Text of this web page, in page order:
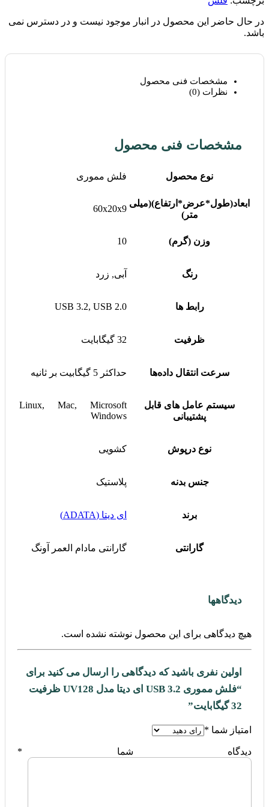
در حال حاضر این محصول در انبار موجود نیست و در دسترس نمی
باشد.
مشخصات فنی محصول
نظرات (0)
مشخصات فنی محصول
نوع محصول فلش مموری
ابعاد(طول*عرض*ارتفاع)(میلی
متر)
60x20x9
وزن (گرم) 10
رنگ آبی, زرد
رابط ها USB 3.2, USB 2.0
ظرفیت 32 گیگابایت
سرعت انتقال داده‌ها حداکثر 5 گیگابیت بر ثانیه
سیستم عامل های قابل
پشتیبانی
Linux, Mac, Microsoft
Windows
نوع درپوش کشویی
جنس بدنه پلاستیک
برند ای دیتا (ADATA)
گارانتی گارانتی مادام العمر آونگ
دیدگاهها
هیچ دیدگاهی برای این محصول نوشته نشده است.
اولین نفری باشید که دیدگاهی را ارسال می کنید برای
“فلش مموری USB 3.2 ای دیتا مدل UV128 ظرفیت
32 گیگابایت”
امتیاز شما *
دیدگاه شما *